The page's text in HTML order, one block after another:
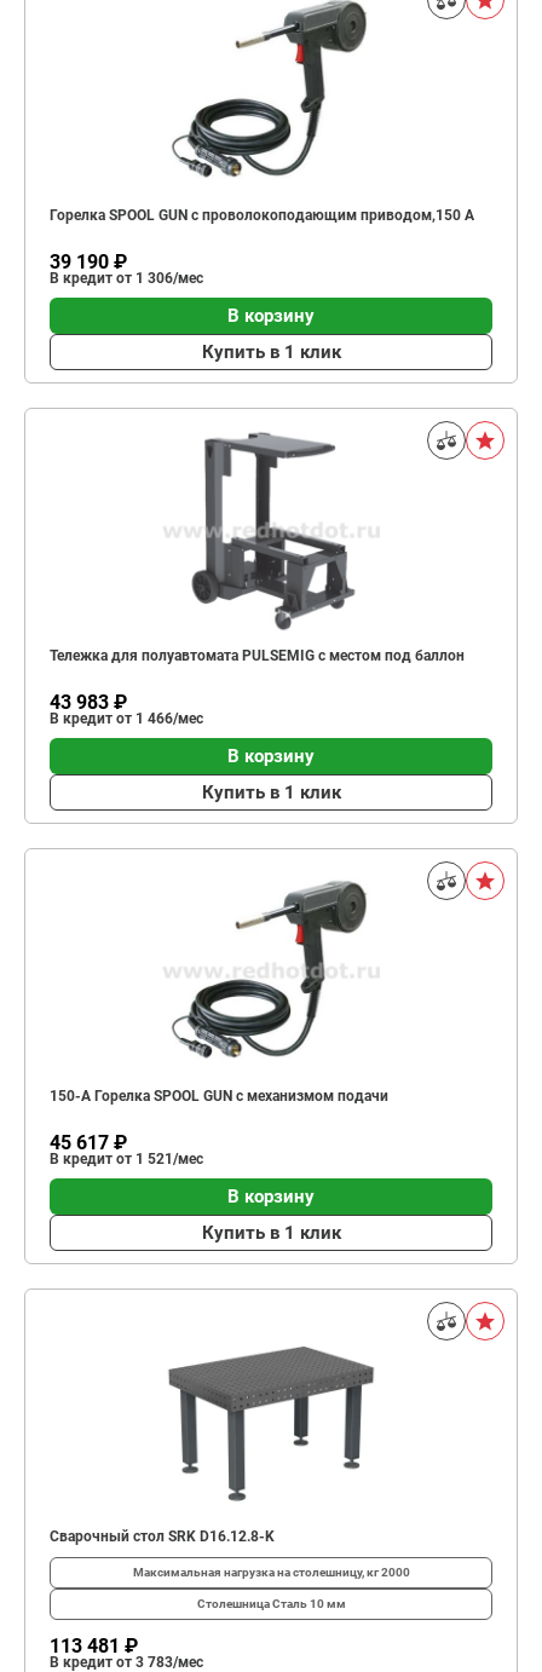
Горелка SPOOL GUN с проволокоподающим приводом,150 A
39 190 ₽
В кредит от 1 306/мес
В корзину
Купить в 1 клик
Тележка для полуавтомата PULSEMIG с местом под баллон
43 983 ₽
В кредит от 1 466/мес
В корзину
Купить в 1 клик
150-А Горелка SPOOL GUN с механизмом подачи
45 617 ₽
В кредит от 1 521/мес
В корзину
Купить в 1 клик
Сварочный стол SRK D16.12.8-K
Максимальная нагрузка на столешницу, кг2000
СтолешницаСталь 10 мм
113 481 ₽
В кредит от 3 783/мес